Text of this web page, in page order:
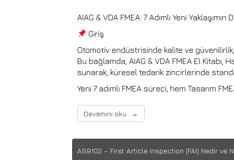
AIAG & VDA FMEA: 7 Adımlı Yeni
Giriş
Otomotiv endüstrisinde kalite ve
Bu bağlamda, AIAG & VDA FMEA El
sunarak, küresel tedarik zincirlerinde
Yeni 7 adımlı FMEA süreci, hem Tasarım
Devamını oku... →
AS9102 – First Article Inspection (FAI) Nedir ve